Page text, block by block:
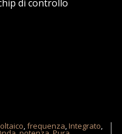
di controllo
,frequenza,Integrato,